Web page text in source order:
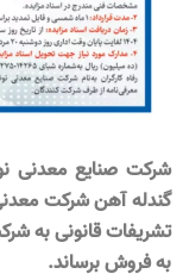
شرکت صنایع معدنی
گندله آهن شرکت
تشریفات قانونی به
به فروش برساند.